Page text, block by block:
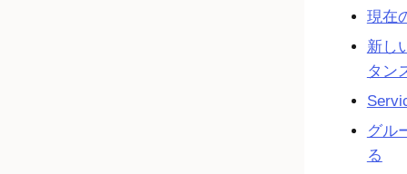
現在
新し
タン
グル
る